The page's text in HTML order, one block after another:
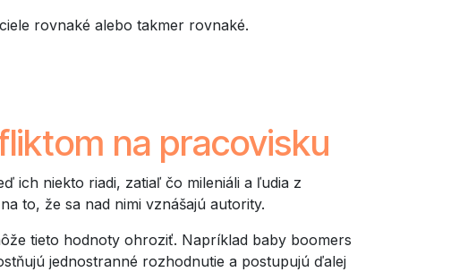
rovnaké alebo takmer rovnaké.
na pracovisku
ich niekto riadi, zatiaľ čo mileniáli a ľudia z
to, že sa nad nimi vznášajú autority.
tieto hodnoty ohroziť. Napríklad baby boomers
jednostranné rozhodnutie a postupujú ďalej